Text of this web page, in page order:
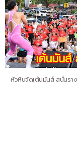
หัวหินจัดเต้นมันส์ สนั่นรา